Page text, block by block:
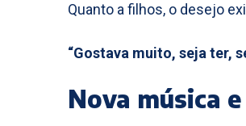
Quanto a filhos, o desejo
“Gostava muito, seja ter,
Nova música